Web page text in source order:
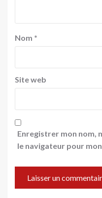
Nom *
Site web
Enregistrer mon nom,
le navigateur pour